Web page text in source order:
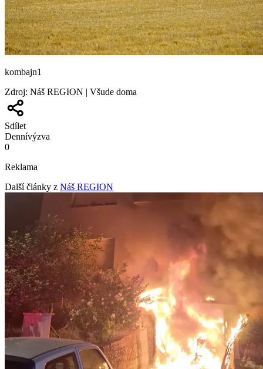
kombajn1
Zdroj: Náš REGION | Všude doma
Sdílet
Dennívýzva
0
Reklama
Další články z Náš REGION